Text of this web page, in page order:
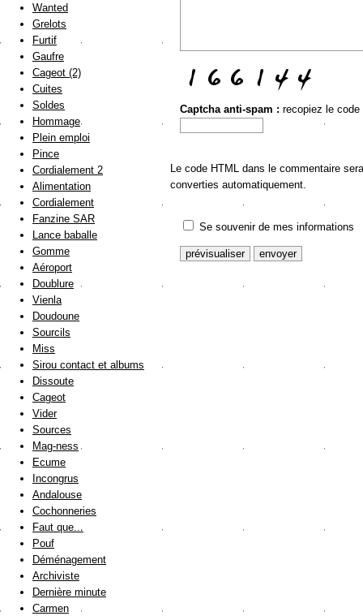
Captcha anti-spam : recopiez le code
Le code HTML dans le commentaire
converties automatiquement.
Se souvenir de mes informations
Wanted
Grelots
Furtif
Gaufre
Cageot (2)
Cuites
Soldes
Hommage
Plein emploi
Pince
Cordialement 2
Alimentation
Cordialement
Fanzine SAR
Lance baballe
Gomme
Aéroport
Doublure
Vienla
Doudoune
Sourcils
Miss
Sirou contact et albums
Dissoute
Cageot
Vider
Sources
Mag-ness
Ecume
Incongrus
Andalouse
Cochonneries
Faut que...
Pouf
Déménagement
Archiviste
Dernière minute
Carmen